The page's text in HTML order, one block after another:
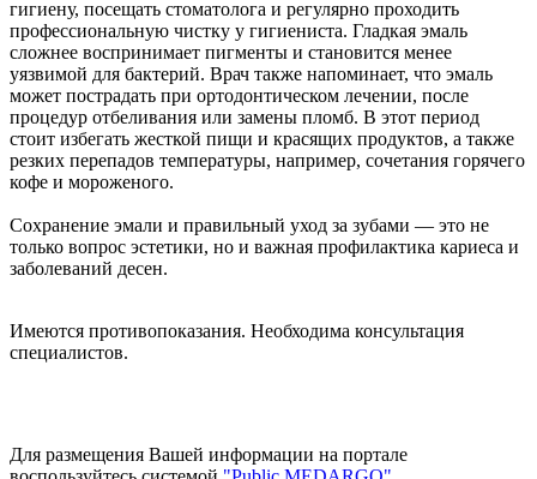
гигиену, посещать стоматолога и регулярно проходить
профессиональную чистку у гигиениста. Гладкая эмаль
сложнее воспринимает пигменты и становится менее
уязвимой для бактерий. Врач также напоминает, что эмаль
может пострадать при ортодонтическом лечении, после
процедур отбеливания или замены пломб. В этот период
стоит избегать жесткой пищи и красящих продуктов, а также
резких перепадов температуры, например, сочетания горячего
кофе и мороженого.
Сохранение эмали и правильный уход за зубами — это не
только вопрос эстетики, но и важная профилактика кариеса и
заболеваний десен.
Имеются противопоказания. Необходима консультация
специалистов.
Для размещения Вашей информации на портале